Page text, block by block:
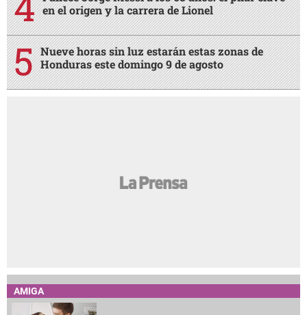
en el origen y la carrera de Lionel
Nueve horas sin luz estarán estas zonas de
Honduras este domingo 9 de agosto
AMIGA